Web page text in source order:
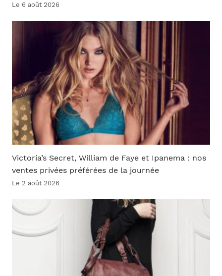
Le 6 août 2026
Victoria’s Secret, William de Faye et Ipanema : nos
ventes privées préférées de la journée
Le 2 août 2026